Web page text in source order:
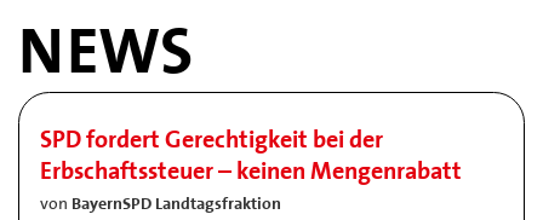
NEWS
SPD fordert Gerechtigkeit bei der
Erbschaftssteuer – keinen Mengenrabatt
von BayernSPD Landtagsfraktion